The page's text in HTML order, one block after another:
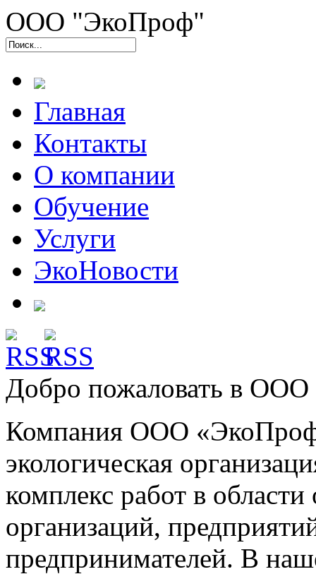
ООО "ЭкоПроф"
Главная
Контакты
О компании
Обучение
Услуги
ЭкоНовости
Добро пожаловать в ООО
Компания ООО
экологическая
комплекс работ в
организаций,
предпринимателей. В